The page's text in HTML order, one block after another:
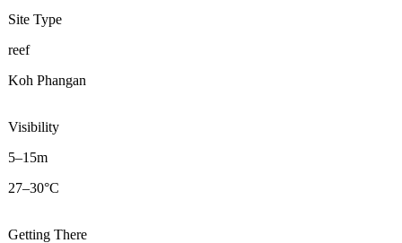
Site Type
reef
Koh Phangan
Visibility
5–15m
27–30°C
Getting There